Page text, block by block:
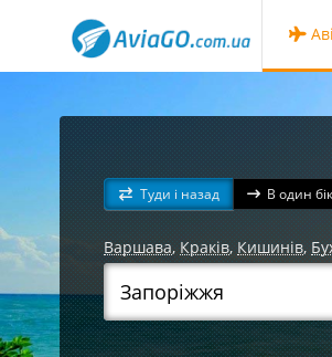
Туди і назад В один бік
Варшава,Краків, Кишинів,